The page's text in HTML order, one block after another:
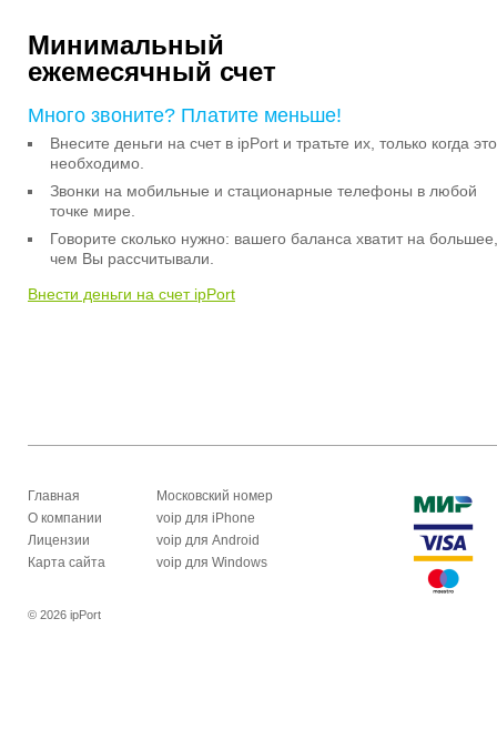
Минимальный
ежемесячный счет
Много звоните? Платите меньше!
Внесите деньги на счет в ipPort и тратьте их, только когда это
необходимо.
Звонки на мобильные и стационарные телефоны в любой
точке мире.
Говорите сколько нужно: вашего баланса хватит на большее,
чем Вы рассчитывали.
Внести деньги на счет ipPort
Главная
О компании
Лицензии
Карта сайта
Московский номер
voip для iPhone
voip для Android
voip для Windows
© 2026 ipPort